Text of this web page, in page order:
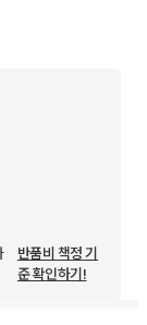
반품비 책정 기
준 확인하기!